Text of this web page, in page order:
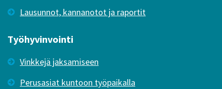
Lausunnot, kannanotot ja raportit
Työhyvinvointi
Vinkkejä jaksamiseen
Perusasiat kuntoon työpaikalla